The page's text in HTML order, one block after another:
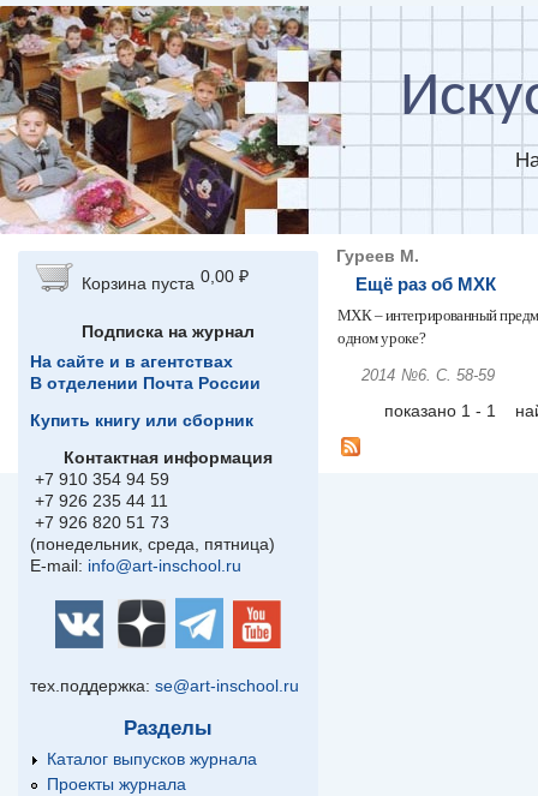
Перейти к основному содержанию
Корзина пуста 0,00 ₽
Подписка на журнал
На сайте и в агентствах
В отделении Почта России
Купить книгу или сборник
Контактная информация
+7 910 354 94 59
+7 926 235 44 11
+7 926 820 51 73
(понедельник, среда, пятница)
E-mail: info@art-inschool.ru
тех.поддержка: se@art-inschool.ru
Разделы
Каталог выпусков журнала
Проекты журнала
Гуреев М.
Ещё раз об МХК
МХК – интегрированный
одномуроке?
2014 №6. С. 58-59
показано 1 - 1